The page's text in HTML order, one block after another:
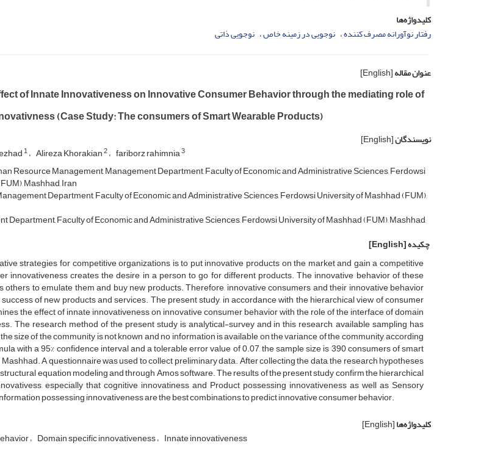
کلیدواژه‌ها
رفتار نوآورانه مصرف کننده نوجویی در زمینه خاص نوجویی ذاتی
عنوان مقاله[English]
of Innate Innovativeness on Innovative Consumer Behavior through the mediating role of
(Case Study: The consumers of Smart Wearable Products)
نویسندگان[English]
1 Alireza Khorakian2 fariborz rahimnia3
Resource Management, Management Department, Faculty of Economic and Administrative Sciences, Ferdowsi
Mashhad, Iran
Department, Faculty of Economic and Administrative Sciences, Ferdowsi University of Mashhad (FUM),
Department, Faculty of Economic and Administrative Sciences, Ferdowsi University of Mashhad (FUM), Mashhad,
چکیده[English]
strategies for competitive organizations is to put innovative products on the market and gain a competitive
innovativeness creates the desire in a person to go for different products. The innovative behavior of these
others to emulate them and buy new products. Therefore, innovative consumers and their innovative behavior
of new products and services. The present study, in accordance with the hierarchical view of consumer
the effect of innate innovativeness on innovative consumer behavior with the role of the interface of domain
The research method of the present study is analytical-survey and in this research, available sampling has
size of the community is not known and no information is available on the variance of the community, according
with a 95% confidence interval and a tolerable error value of 0.07, the sample size is 390 consumers of smart
A questionnaire was used to collect preliminary data. After collecting the data, the research hypotheses
equation modeling and through Amos software. The results of the present study confirm the hierarchical
especially that cognitive innovatiness and Product possessing innovativeness as well as Sensory
possessing innovativeness are the best combinations to predict innovative consumer behavior.
کلیدواژه‌ها[English]
Domain specific innovativeness Innate innovativeness